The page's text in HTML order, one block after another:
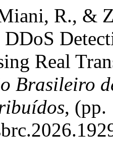
R., &
DDoS
Real
Brasileiro
, (pp.